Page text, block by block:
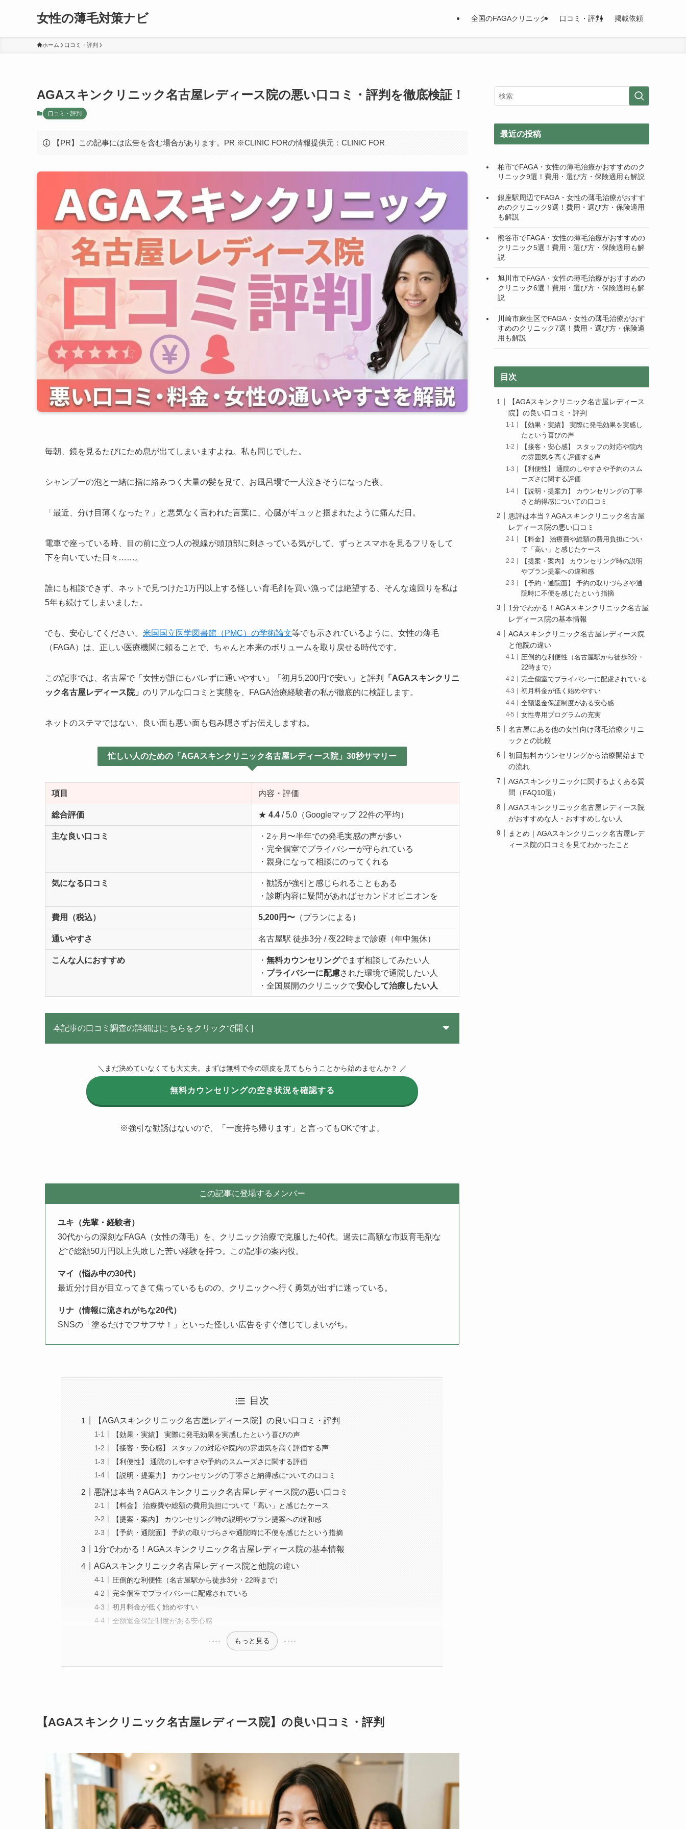
女性の薄毛対策ナビ 全国のFAGAクリニック 口コミ・評判 掲載依頼
ホーム 口コミ・評判
AGAスキンクリニック名古屋レディース院の悪い口コミ・評判を徹底検証！
口コミ・評判
【PR】この記事には広告を含む場合があります。PR ※CLINIC FORの情報提供元：CLINIC FOR
毎朝、鏡を見るたびにため息が出てしまいますよね。私も同じでした。
シャンプーの泡と一緒に指に絡みつく大量の髪を見て、お風呂場で一人泣きそうになった夜。
「最近、分け目薄くなった？」と悪気なく言われた言葉に、心臓がギュッと掴まれたように痛んだ日。
電車で座っている時、目の前に立つ人の視線が頭頂部に刺さっている気がして、ずっとスマホを見るフリをして
下を向いていた日々……。
誰にも相談できず、ネットで見つけた1万円以上する怪しい育毛剤を買い漁っては絶望する、そんな遠回りを私は
5年も続けてしまいました。
でも、安心してください。 米国国立医学図書館（PMC）の学術論文等でも示されているように、女性の薄毛
（FAGA）は、正しい医療機関に頼ることで、ちゃんと本来のボリュームを取り戻せる時代です。
この記事では、名古屋で「女性が誰にもバレずに通いやすい」「初月5,200円で安い」と評判
「AGAスキンクリニ
ック名古屋レディース院」 のリアルな口コミと実態を、FAGA治療経験者の私が徹底的に検証します。
ネットのステマではない、良い面も悪い面も包み隠さずお伝えしますね。
忙しい人のための「AGAスキンクリニック名古屋レディース院」30秒サマリー
項目 内容・評価
総合評価 ★ 4.4 / 5.0（Googleマップ 22件の平均）
主な良い口コミ
・2ヶ月〜半年での発毛実感の声が多い
・完全個室でプライバシーが守られている
・親身になって相談にのってくれる
気になる口コミ
・勧誘が強引と感じられることもある
・診断内容に疑問があればセカンドオピニオンを
費用（税込） 5,200円〜 （プランによる）
通いやすさ 名古屋駅 徒歩3分 / 夜22時まで診療（年中無休）
こんな人におすすめ ・ 無料カウンセリングでまず相談してみたい人
・ プライバシーに配慮された環境で通院したい人
・全国展開のクリニックで安心して治療したい人
本記事の口コミ調査の詳細は[こちらをクリックで開く]
＼まだ決めていなくても大丈夫。まずは無料で今の頭皮を見てもらうことから始めませんか？ ／
無料カウンセリングの空き状況を確認する
※強引な勧誘はないので、「一度持ち帰ります」と言ってもOKですよ。
この記事に登場するメンバー
ユキ（先輩・経験者）
30代からの深刻なFAGA（女性の薄毛）を、クリニック治療で克服した40代。過去に高額な市販育毛剤な
どで総額50万円以上失敗した苦い経験を持つ。この記事の案内役。
マイ（悩み中の30代）
最近分け目が目立ってきて焦っているものの、クリニックへ行く勇気が出ずに迷っている。
リナ（情報に流されがちな20代）
SNSの「塗るだけでフサフサ！」といった怪しい広告をすぐ信じてしまいがち。
目次
【AGAスキンクリニック名古屋レディース院】の良い口コミ・評判
【効果・実績】 実際に発毛効果を実感したという喜びの声
【接客・安心感】 スタッフの対応や院内の雰囲気を高く評価する声
【利便性】 通院のしやすさや予約のスムーズさに関する評価
【説明・提案力】 カウンセリングの丁寧さと納得感についての口コミ
悪評は本当？AGAスキンクリニック名古屋レディース院の悪い口コミ
【料金】 治療費や総額の費用負担について「高い」と感じたケース
【提案・案内】 カウンセリング時の説明やプラン提案への違和感
【予約・通院面】 予約の取りづらさや通院時に不便を感じたという指摘
1分でわかる！AGAスキンクリニック名古屋レディース院の基本情報
AGAスキンクリニック名古屋レディース院と他院の違い
圧倒的な利便性（名古屋駅から徒歩3分・22時まで）
完全個室でプライバシーに配慮されている
初月料金が低く始めやすい
全額返金保証制度がある安心感
もっと見る
【AGAスキンクリニック名古屋レディース院】の良い口コミ・評判
最近の投稿
柏市でFAGA・女性の薄毛治療がおすすめのク
リニック9選！費用・選び方・保険適用も解説
銀座駅周辺でFAGA・女性の薄毛治療がおすす
めのクリニック9選！費用・選び方・保険適用
も解説
熊谷市でFAGA・女性の薄毛治療がおすすめの
クリニック5選！費用・選び方・保険適用も解
説
旭川市でFAGA・女性の薄毛治療がおすすめの
クリニック6選！費用・選び方・保険適用も解
説
川崎市麻生区でFAGA・女性の薄毛治療がおす
すめのクリニック7選！費用・選び方・保険適
用も解説
目次
【AGAスキンクリニック名古屋レディース
院】の良い口コミ・評判
【効果・実績】 実際に発毛効果を実感し
たという喜びの声
【接客・安心感】 スタッフの対応や院内
の雰囲気を高く評価する声
【利便性】 通院のしやすさや予約のスム
ーズさに関する評価
【説明・提案力】 カウンセリングの丁寧
さと納得感についての口コミ
悪評は本当？AGAスキンクリニック名古屋
レディース院の悪い口コミ
【料金】 治療費や総額の費用負担につい
て「高い」と感じたケース
【提案・案内】 カウンセリング時の説明
やプラン提案への違和感
【予約・通院面】 予約の取りづらさや通
院時に不便を感じたという指摘
1分でわかる！AGAスキンクリニック名古屋
レディース院の基本情報
AGAスキンクリニック名古屋レディース院
と他院の違い
圧倒的な利便性（名古屋駅から徒歩3分・
22時まで）
完全個室でプライバシーに配慮されている
初月料金が低く始めやすい
全額返金保証制度がある安心感
女性専用プログラムの充実
名古屋にある他の女性向け薄毛治療クリニ
ックとの比較
初回無料カウンセリングから治療開始まで
の流れ
AGAスキンクリニックに関するよくある質
問（FAQ10選）
AGAスキンクリニック名古屋レディース院
がおすすめな人・おすすめしない人
まとめ｜AGAスキンクリニック名古屋レデ
ィース院の口コミを見てわかったこと